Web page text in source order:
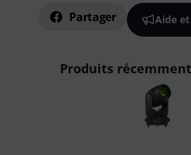
Partager Aide
Produits